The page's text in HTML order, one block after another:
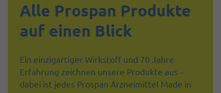
Alle Prospan Produkte
auf einen Blick
Ein einzigartiger Wirkstoff und 70 Jahre
Erfahrung zeichnen unsere Produkte aus –
dabei ist jedes Prospan Arzneimittel Made in